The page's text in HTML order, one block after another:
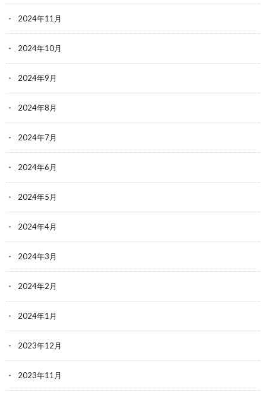
2024年11月
2024年10月
2024年9月
2024年8月
2024年7月
2024年6月
2024年5月
2024年4月
2024年3月
2024年2月
2024年1月
2023年12月
2023年11月